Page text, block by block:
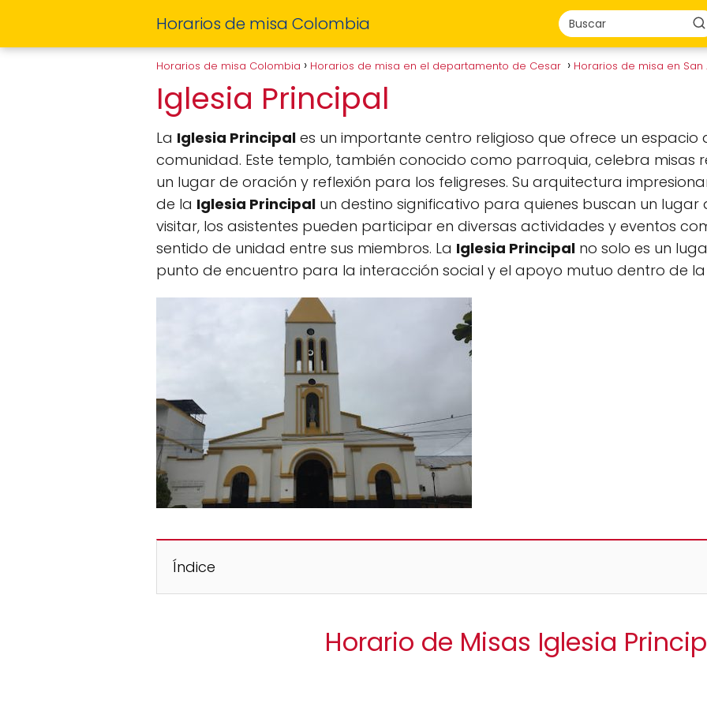
Horarios de misa Colombia
Horarios de misa Colombia Horarios de misa en el departamento de Cesar Horarios de misa en
Iglesia Principal
La Iglesia Principal es un importante centro religioso que ofrece un
comunidad. Este templo, también conocido como parroquia, celebra misas
un lugar de oración y reflexión para los feligreses. Su arquitectura
de la Iglesia Principal un destino significativo para quienes buscan un lugar
visitar, los asistentes pueden participar en diversas actividades y eventos
sentido de unidad entre sus miembros. La Iglesia Principal no solo es un
punto de encuentro para la interacción social y el apoyo mutuo dentro de
Índice
Horario de Misas Iglesia